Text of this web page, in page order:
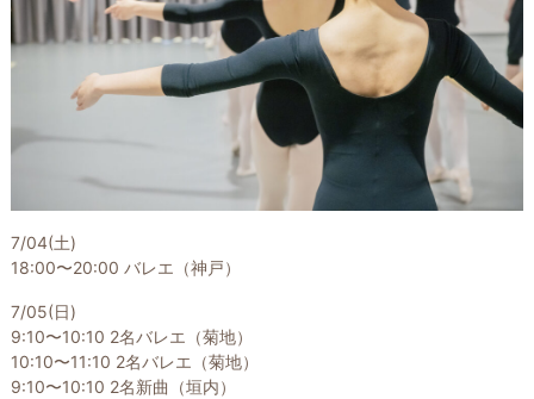
7/04(土)
18:00〜20:00 バレエ（神戸）
7/05(日)
9:10〜10:10 2名バレエ（菊地）
10:10〜11:10 2名バレエ（菊地）
9:10〜10:10 2名新曲（垣内）